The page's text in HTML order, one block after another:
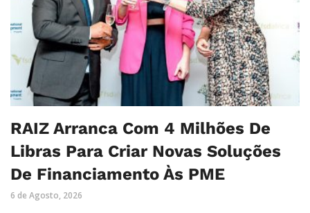
RAIZ Arranca Com 4 Milhões De
Libras Para Criar Novas Soluções
De Financiamento Às PME
6 de Agosto, 2026